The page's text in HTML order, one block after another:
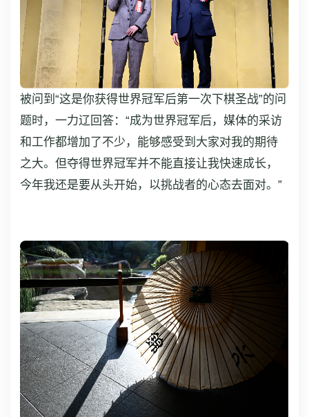
被问到“这是你获得世界冠军后第一次下棋圣战”的问
题时，一力辽回答：“成为世界冠军后，媒体的采访
和工作都增加了不少，能够感受到大家对我的期待
之大。但夺得世界冠军并不能直接让我快速成长，
今年我还是要从头开始，以挑战者的心态去面对。”